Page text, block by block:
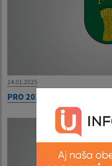
14.01.2025
PRO 2023-2032